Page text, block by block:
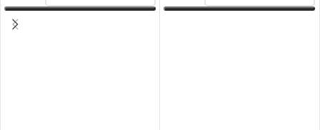
VÄLJ ALTERNATIV